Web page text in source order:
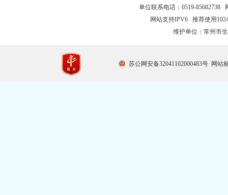
单位联系电话：0519-85682738
网站支持IPV6 推荐使用
维护单位：常州市
苏公网安备32041102000483号 网站